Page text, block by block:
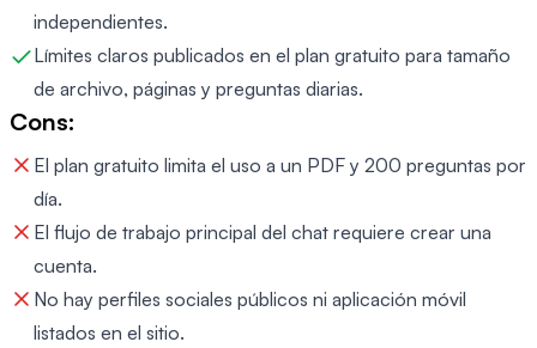
independientes.
Límites claros publicados en el plan gratuito para tamaño
de archivo, páginas y preguntas diarias.
Cons:
El plan gratuito limita el uso a un PDF y 200 preguntas por
día.
El flujo de trabajo principal del chat requiere crear una
cuenta.
No hay perfiles sociales públicos ni aplicación móvil
listados en el sitio.